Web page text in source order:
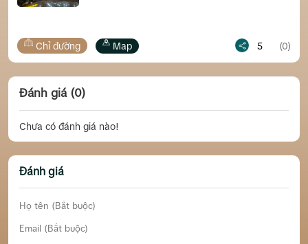
Map Chỉ đường
Đánh giá (0)
Chưa có đánh giá nào!
Đánh giá